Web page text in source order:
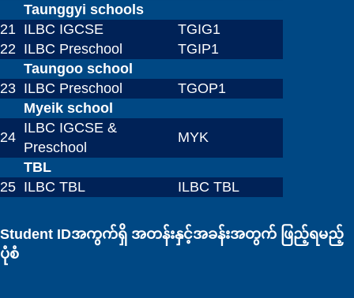
Taunggyi schools
21 ILBC IGCSE
TGIG1
22 ILBC Preschool
TGIP1
Taungoo school
23 ILBC Preschool
TGOP1
Myeik school
24
ILBC IGCSE &
Preschool
MYK
TBL
25 ILBC TBL ILBC TBL
Student IDအကွက်ရှိ အတန်းနှင့်အခန်းအတွက် ဖြည့်ရမည့်
ပုံစံ